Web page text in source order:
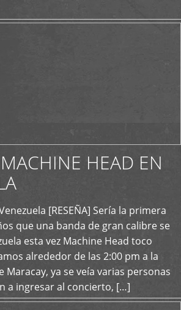
HEAD EN
[RESEÑA] Sería la primera
que una banda de gran calibre se
esta vez Machine Head toco
alrededor de las 2:00 pm a la
Maracay, ya se veía varias personas
a ingresar al concierto, […]
+